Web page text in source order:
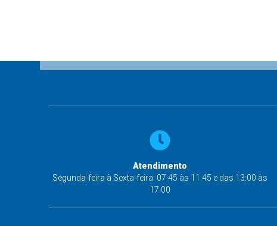
Atendimento
Segunda-feira à Sexta-feira: 07:45 às 11:45 e das 13:00 às
17:00